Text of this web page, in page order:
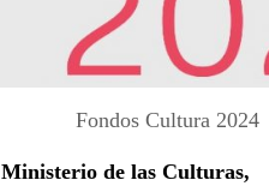
Fondos Cultura 2024
Ministerio de las Culturas,